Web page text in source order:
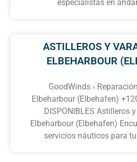
especialistas en
ASTILLEROS Y
ELBEHARBOUR
GoodWinds ›
Elbeharbour (Elbehafen)
DISPONIBLES Astilleros
Elbeharbour (Elbehafen)
servicios náuticos para